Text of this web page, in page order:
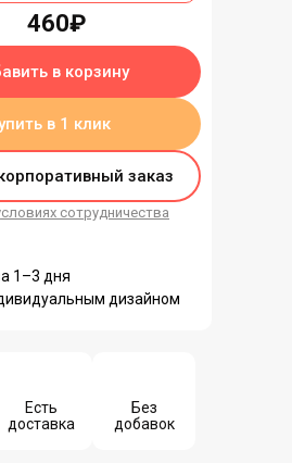
в корзину
в 1 клик
заказ
сотрудничества
Есть
доставка
Без
добавок
460₽
1–3 дня
дизайном